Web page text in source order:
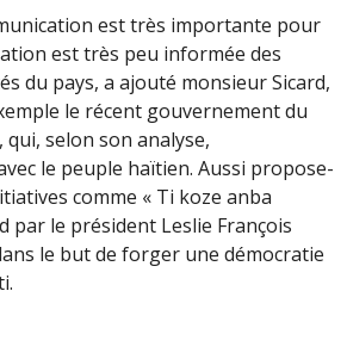
est très importante pour
est très peu informée des
du pays, a ajouté monsieur Sicard,
le récent gouvernement du
selon son analyse,
le peuple haïtien. Aussi propose-
comme « Ti koze anba
par le président Leslie François
le but de forger une démocratie